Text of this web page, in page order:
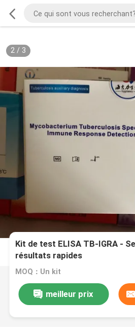
2/ 3
Kit de test ELISA TB-IGRA -
résultats rapides
MOQ：Un kit
meilleur prix